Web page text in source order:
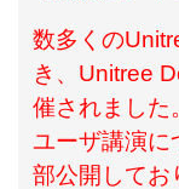
数多くの
き、Unitree
催されました
ユーザ講演に
部公開してお